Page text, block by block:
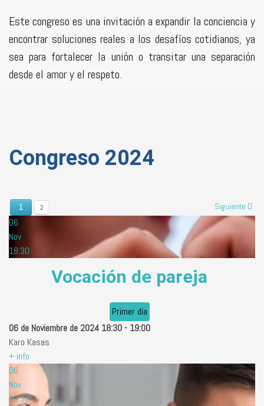
Este congreso es una invitación a expandir la conciencia y
encontrar soluciones reales a los desafíos cotidianos, ya
sea para fortalecer la unión o transitar una separación
desde el amor y el respeto.
Congreso 2024
1 2 Siguiente
06
Nov
18:30
Vocación de pareja
Primer día
06 de Noviembre de 2024 18:30- 19:00
Karo Kasas
+ info
06
Nov
19:30